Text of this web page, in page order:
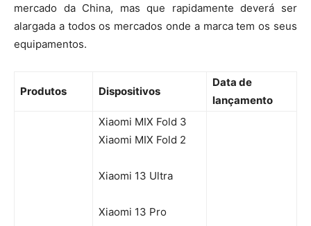
mercado da China, mas que rapidamente deverá ser
alargada a todos os mercados onde a marca tem os seus
equipamentos.
Produtos Dispositivos
Data de
lançamento
Xiaomi MIX Fold 3
Xiaomi MIX Fold 2
Xiaomi 13 Ultra
Xiaomi 13 Pro